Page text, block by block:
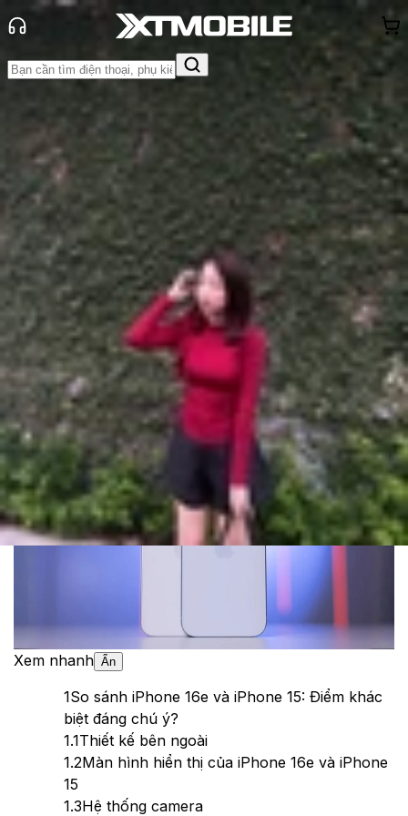
Tin tức
So Sánh
Tin Mới
Đánh Giá - Trên Tay So Sánh Tư vấn
Khuyến
mãiThủ thuật Hỏi đáp App - Game Thông báo
Khách
hàng - Sự kiện
So sánh iPhone 16e và iPhone 15:
Đâu là lựa chọn tốt hơn?
Anh Thư
Ngày đăng:
09/07/2026
Cập nhật: 09/07/2026
Theo dõi XTMobile trên
Xem nhanh Ẩn
1So sánh iPhone 16e và iPhone 15: Điểm khác
biệt đáng chú ý?
1.1Thiết kế bên ngoài
1.2Màn hình hiển thị của iPhone 16e và iPhone
15
1.3Hệ thống camera